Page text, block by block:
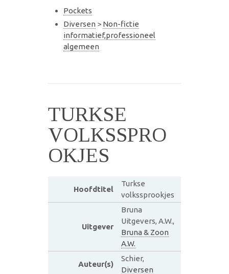
Pockets
Diversen > Non-fictie
informatief,professioneel
algemeen
TURKSE
VOLKSSPRO
OKJES
Hoofdtitel
Turkse
volkssprookjes
Uitgever
Bruna
Uitgevers, A.W.,
Bruna & Zoon
A.W.
Auteur(s)
Schier,
Diversen